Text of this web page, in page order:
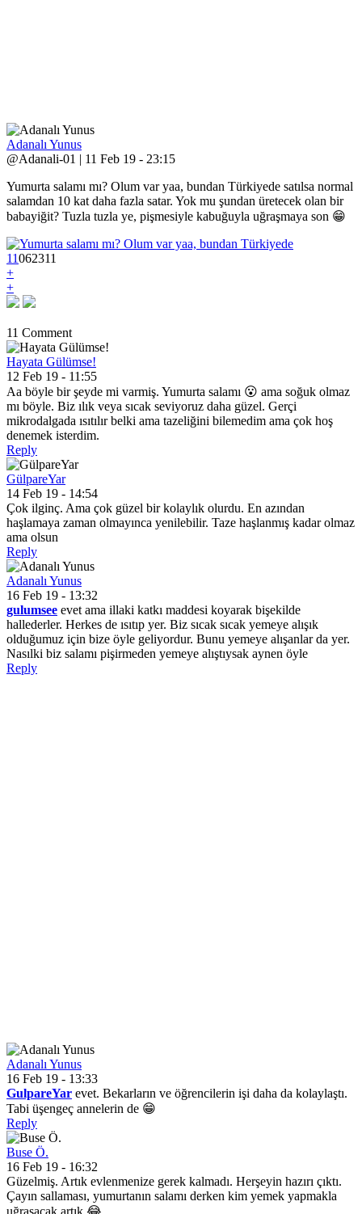
Adanalı Yunus
@Adanali-01 | 11 Feb 19 - 23:15
Yumurta salamı mı? Olum var yaa, bundan Türkiyede satılsa normal
salamdan 10 kat daha fazla satar. Yok mu şundan üretecek olan bir
babayiğit? Tuzla tuzla ye, pişmesiyle kabuğuyla uğraşmaya son 😁
11062311
+
+
11 Comment
Hayata Gülümse!
12 Feb 19 - 11:55
Aa böyle bir şeyde mi varmiş. Yumurta salamı 😮 ama soğuk olmaz
mı böyle. Biz ılık veya sıcak seviyoruz daha güzel. Gerçi
mikrodalgada ısıtılır belki ama tazeliğini bilemedim ama çok hoş
denemek isterdim.
Reply
GülpareYar
14 Feb 19 - 14:54
Çok ilginç. Ama çok güzel bir kolaylık olurdu. En azından
haşlamaya zaman olmayınca yenilebilir. Taze haşlanmış kadar olmaz
ama olsun
Reply
Adanalı Yunus
16 Feb 19 - 13:32
gulumsee evet ama illaki katkı maddesi koyarak bişekilde
hallederler. Herkes de ısıtıp yer. Biz sıcak sıcak yemeye alışık
olduğumuz için bize öyle geliyordur. Bunu yemeye alışanlar da yer.
Nasılki biz salamı pişirmeden yemeye alıştıysak aynen öyle
Reply
Adanalı Yunus
16 Feb 19 - 13:33
GulpareYar evet. Bekarların ve öğrencilerin işi daha da kolaylaştı.
Tabi üşengeç annelerin de 😁
Reply
Buse Ö.
16 Feb 19 - 16:32
Güzelmiş. Artık evlenmenize gerek kalmadı. Herşeyin hazırı çıktı.
Çayın sallaması, yumurtanın salamı derken kim yemek yapmakla
uğraşacak artık 😂